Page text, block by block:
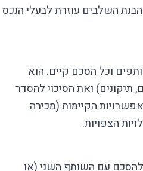
השלבים עוזרת לבעלי הנכס
וכל הסכם קיים. הוא
ואת הסיכוי להסדר
הקיימות (מכירה
הצפויות.
להסכם עם השותף השני (או